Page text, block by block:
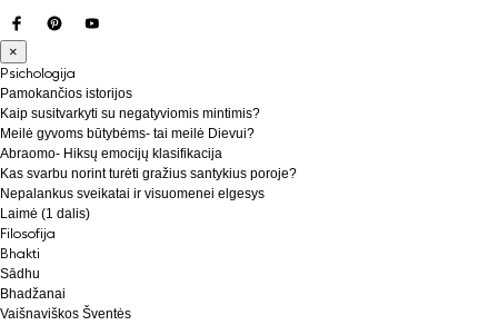
×
Psichologija
Pamokančios istorijos
Kaip susitvarkyti su negatyviomis mintimis?
Meilė gyvoms būtybėms- tai meilė Dievui?
Abraomo- Hiksų emocijų klasifikacija
Kas svarbu norint turėti gražius santykius poroje?
Nepalankus sveikatai ir visuomenei elgesys
Laimė (1 dalis)
Filosofija
Bhakti
Sādhu
Bhadžanai
Vaišnaviškos Šventės